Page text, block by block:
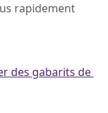
rapidement
des gabarits de